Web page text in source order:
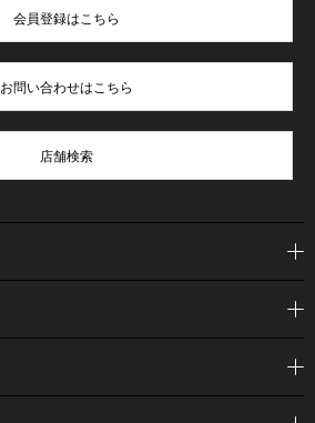
会員登録はこちら
お問い合わせはこちら
店舗検索